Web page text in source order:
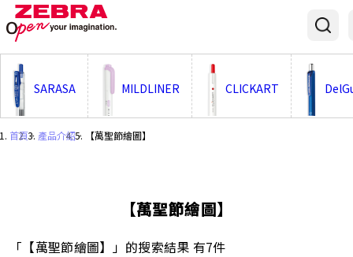
SARASA MILDLINER CLICKART
首頁・ 產品介紹・ 【萬聖節繪圖】
【萬聖節繪圖】
「【萬聖節繪圖】」的搜索結果 有7件